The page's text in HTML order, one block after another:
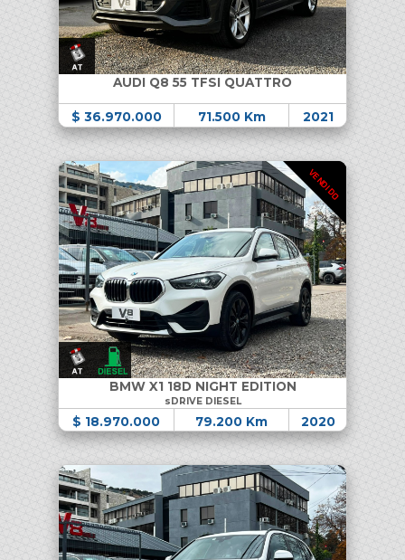
AUDI Q8 55 TFSI QUATTRO
$ 36.970.000 71.500 Km 2021
VENDIDO
BMW X1 18D NIGHT EDITION
sDRIVE DIESEL
$ 18.970.000 79.200 Km 2020